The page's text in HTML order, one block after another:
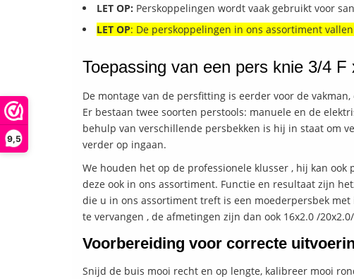
9,5
LET OP: Perskoppelingen wordt vaak gebruikt voor
LET OP: De perskoppelingen in ons assortiment
Toepassing van een pers knie 3/4
De montage van de persfitting is eerder voor de
Er bestaan twee soorten perstools: manuele en de
behulp van verschillende persbekken is hij in staat om
verder op ingaan.
We houden het op de professionele klusser , hij kan
deze ook in ons assortiment. Functie en resultaat zijn
die u in ons assortiment treft is een moederpersbek
te vervangen , de afmetingen zijn dan ook 16x2.0 /
Voorbereiding voor correcte
Snijd de buis mooi recht en op lengte, kalibreer mooi